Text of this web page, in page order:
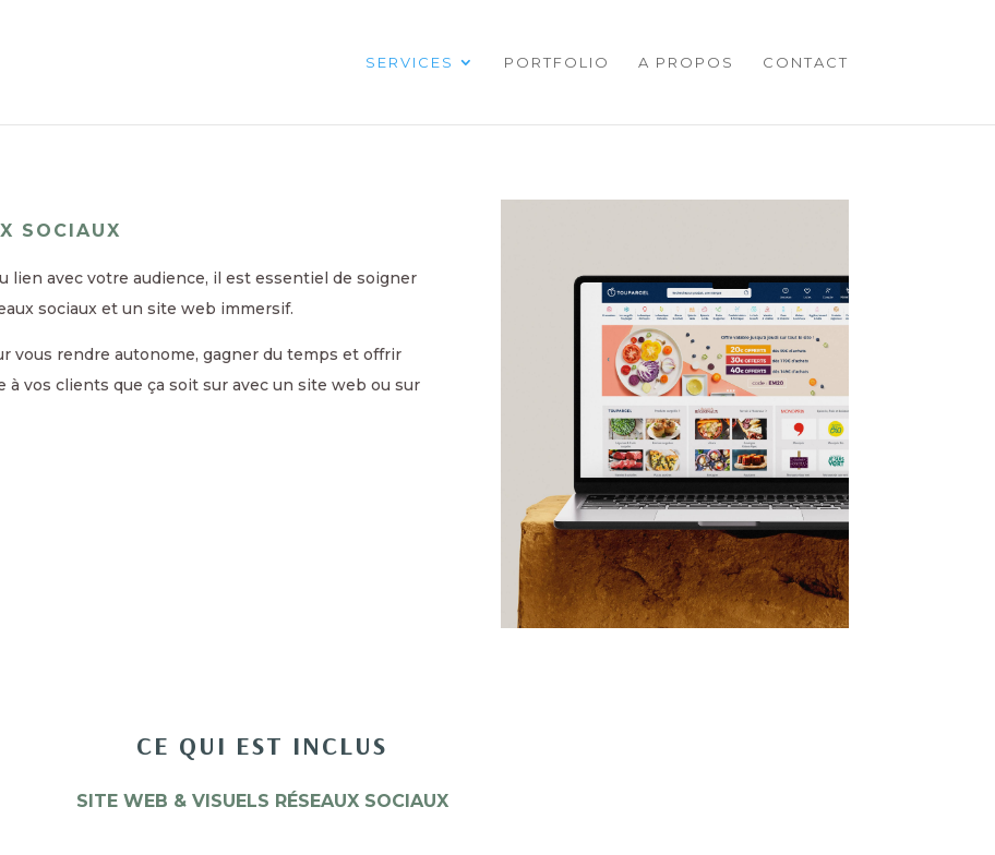
SERVICES PORTFOLIO A PROPOS CONTACT
SOCIAUX
lien avec votre audience, il est essentiel de soigner
sociaux et un site web immersif.
vous rendre autonome, gagner du temps et offrir
vos clients que ça soit sur avec un site web ou sur
CE QUI EST INCLUS
SITE WEB & VISUELS RÉSEAUX SOCIAUX